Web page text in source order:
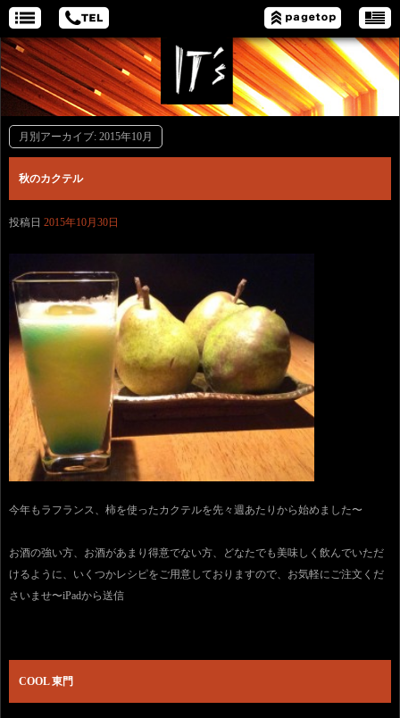
月別アーカイブ: 2015年10月
秋のカクテル
投稿日 2015年10月30日
今年もラフランス、柿を使ったカクテルを先々週あたりから始めました〜
お酒の強い方、お酒があまり得意でない方、どなたでも美味しく飲んでいただ
けるように、いくつかレシピをご用意しておりますので、お気軽にご注文くだ
さいませ〜iPadから送信
COOL 東門